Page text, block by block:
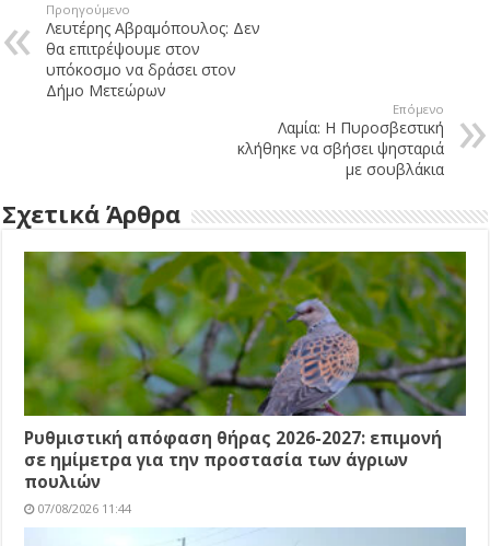
Προηγούμενο
Λευτέρης Αβραμόπουλος: Δεν
θα επιτρέψουμε στον
υπόκοσμο να δράσει στον
Δήμο Μετεώρων
Επόμενο
Λαμία: Η Πυροσβεστική
κλήθηκε να σβήσει ψησταριά
με σουβλάκια
Σχετικά Άρθρα
Ρυθμιστική απόφαση θήρας 2026-2027: επιμονή
σε ημίμετρα για την προστασία των άγριων
πουλιών
07/08/2026 11:44